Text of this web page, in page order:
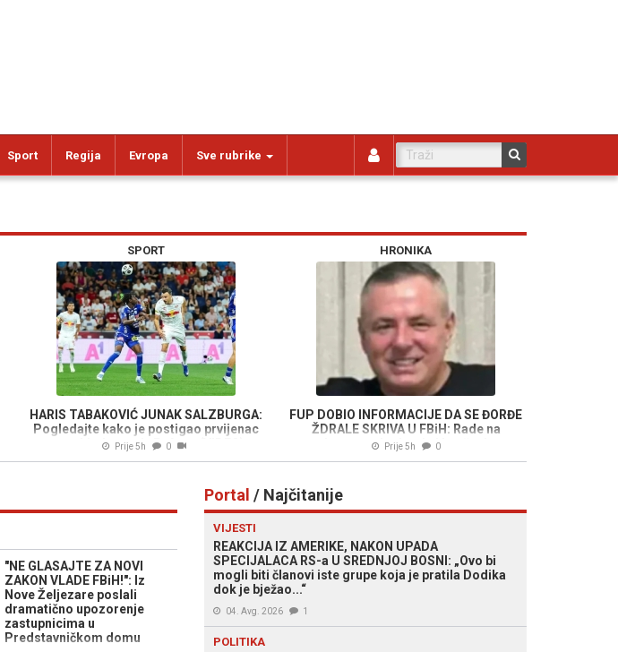
Sport Regija Evropa Sve rubrike
SPORT
HARIS TABAKOVIĆ JUNAK SALZBURGA:
Pogledajte kako je postigao prvijenac
za pobjedu protiv Pafosa (VIDEO)
Prije 5h 0
HRONIKA
FUP DOBIO INFORMACIJE DA SE ĐORĐE
ŽDRALE SKRIVA U FBiH: Rade na
njegovom lociranju i hapšenju
Prije 5h 0
"NE GLASAJTE ZA NOVI
ZAKON VLADE FBiH!": Iz
Nove Željezare poslali
dramatično upozorenje
zastupnicima u
Predstavničkom domu
Portal / Najčitanije
VIJESTI
REAKCIJA IZ AMERIKE, NAKON UPADA
SPECIJALACA RS-a U SREDNJOJ BOSNI: „Ovo bi
mogli biti članovi iste grupe koja je pratila Dodika
dok je bježao...“
04. Avg. 2026 1
POLITIKA